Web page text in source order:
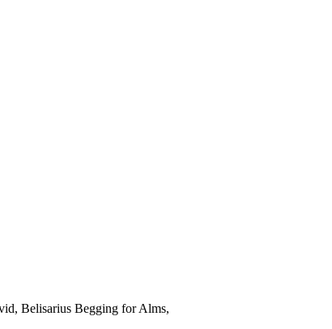
Belisarius Begging for Alms,